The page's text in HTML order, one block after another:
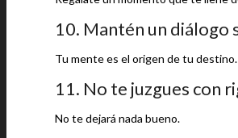
10. Mantén un diálogo
Tu mente es el origen de tu destino.
11. No te juzgues con
No te dejará nada bueno.